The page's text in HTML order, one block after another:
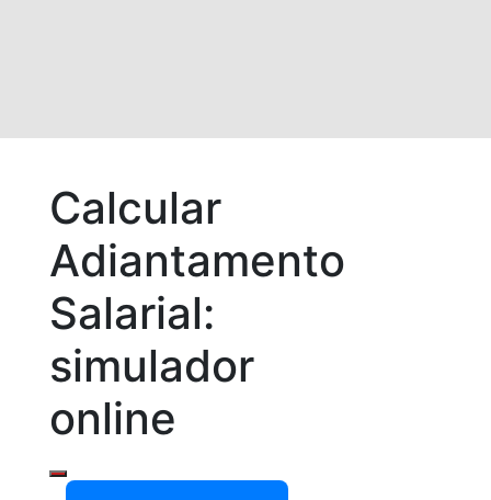
Calcular
Adiantamento
Salarial:
simulador
online